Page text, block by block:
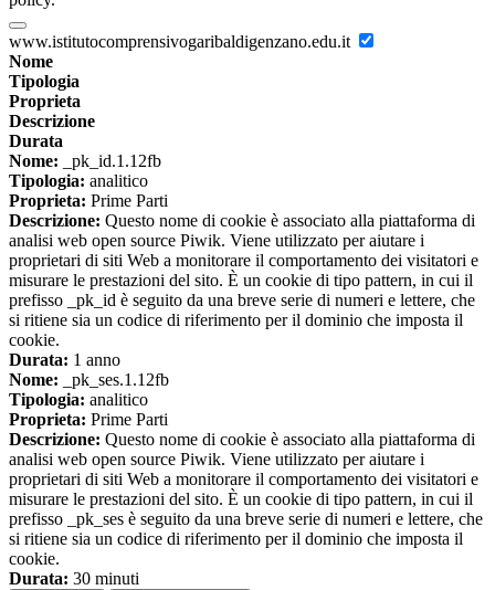
www.istitutocomprensivogaribaldigenzano.edu.it
Nome
Tipologia
Proprieta
Descrizione
Durata
Nome: _pk_id.1.12fb
Tipologia: analitico
Proprieta: Prime Parti
Descrizione: Questo nome di cookie è associato alla piattaforma di
analisi web open source Piwik. Viene utilizzato per aiutare i
proprietari di siti Web a monitorare il comportamento dei visitatori e
misurare le prestazioni del sito. È un cookie di tipo pattern, in cui il
prefisso _pk_id è seguito da una breve serie di numeri e lettere, che
si ritiene sia un codice di riferimento per il dominio che imposta il
cookie.
Durata: 1 anno
Nome: _pk_ses.1.12fb
Tipologia: analitico
Proprieta: Prime Parti
Descrizione: Questo nome di cookie è associato alla piattaforma di
analisi web open source Piwik. Viene utilizzato per aiutare i
proprietari di siti Web a monitorare il comportamento dei visitatori e
misurare le prestazioni del sito. È un cookie di tipo pattern, in cui il
prefisso _pk_ses è seguito da una breve serie di numeri e lettere, che
si ritiene sia un codice di riferimento per il dominio che imposta il
cookie.
Durata: 30 minuti